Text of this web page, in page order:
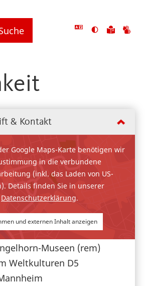
Ansicht
Zu
& Kontakt
Google Maps-Karte benötigen wir
in die verbundene
(inkl. das Laden von US-
Details finden Sie in unserer
Datenschutzerklärung.
und externen Inhalt anzeigen
Museen (rem)
Weltkulturen D5